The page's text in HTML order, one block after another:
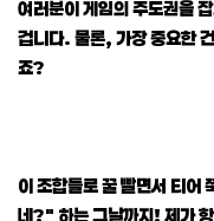
여러분이 게임의 주도권을
겁니다. 물론, 가장 중요한
죠?
이 조합들로 꿀 빨면서 티어
네?" 하는 그날까지! 제가